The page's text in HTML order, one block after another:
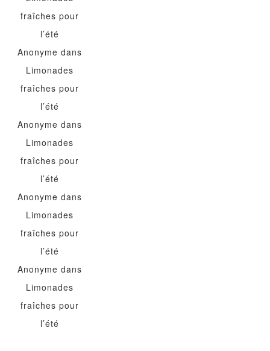
fraîches pour
l’été
Anonyme dans
Limonades
fraîches pour
l’été
Anonyme dans
Limonades
fraîches pour
l’été
Anonyme dans
Limonades
fraîches pour
l’été
Anonyme dans
Limonades
fraîches pour
l’été